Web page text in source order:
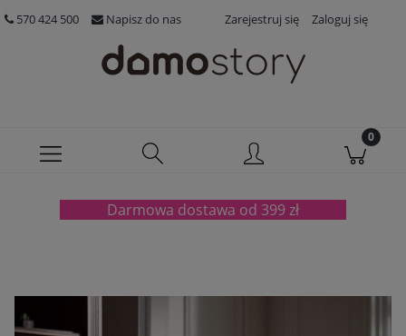
570 424 500 Napisz do nas Zarejestruj się Zaloguj się
Darmowa dostawa od 399 zł